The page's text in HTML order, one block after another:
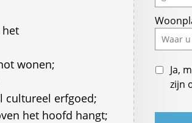
wonen;
cultureel erfgoed;
het hoofd hangt;
ignore
this
field
Ja,
zijn